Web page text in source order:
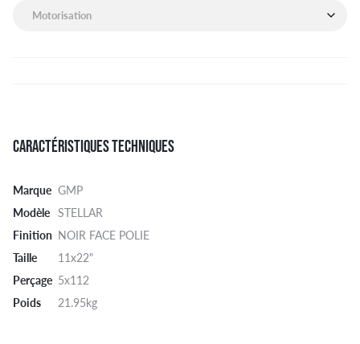
CARACTÉRISTIQUES TECHNIQUES
Marque GMP
Modèle STELLAR
Finition NOIR FACE POLIE
Taille
11x22"
Perçage 5x112
Poids
21.95kg